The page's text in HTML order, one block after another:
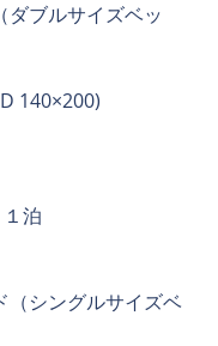
ブルサイズベッ
140×200)
泊
シングルサイズベ